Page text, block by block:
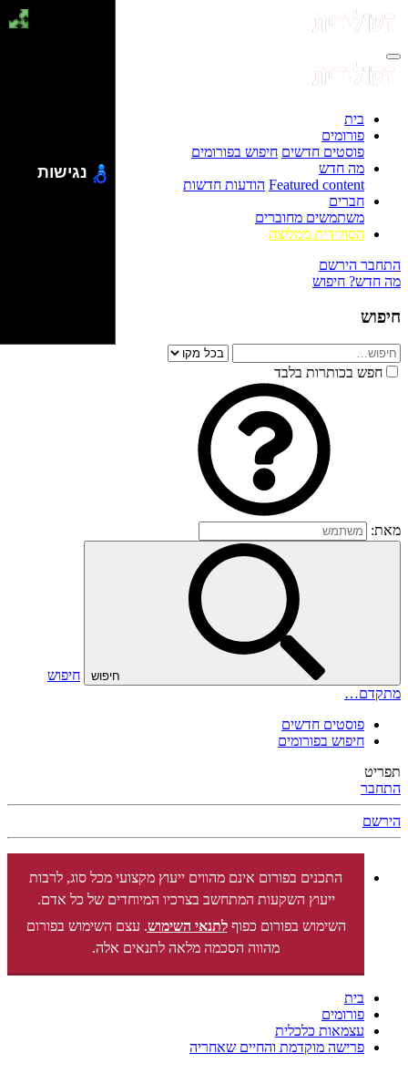
בית
פורומים
פוסטים חדשים חיפוש בפורומים
מה חדש
Featured content הודעות חדשות
חברים
משתמשים מחוברים
הסולידית ממליצה
התחבר הירשם
מה חדש? חיפוש
חיפוש
חפש בכותרות בלבד
מאת:
חיפוש
חיפוש
מתקדם…
פוסטים חדשים
חיפוש בפורומים
תפריט
התחבר
הירשם
התכנים בפורום אינם מהווים ייעוץ מקצועי מכל סוג, לרבות
ייעוץ השקעות המתחשב בצרכיו המיוחדים של כל אדם.
השימוש בפורום כפוףלתנאי השימוש. עצם השימוש בפורום
מהווה הסכמה מלאה לתנאים אלה.
בית
פורומים
עצמאות כלכלית
פרישה מוקדמת והחיים שאחריה
נגישות